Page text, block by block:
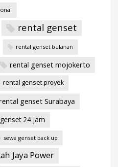
rental genset
rental genset bulanan
rental genset mojokerto
rental genset proyek
genset Surabaya
24 jam
sewa genset back up
Jaya Power